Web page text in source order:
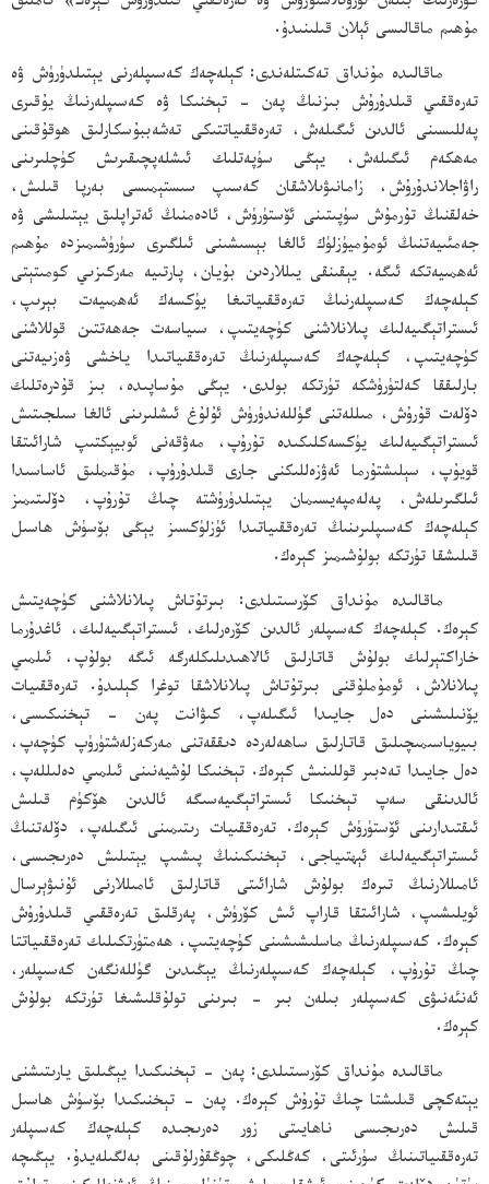
مۇھىم ماقالىسى ئېلان قىلىنىدۇ.
ماقالىدە مۇنداق تەكىتلەندى: كېلەچەك كەسىپلەرنى يېتىلدۈرۈش ۋە
تەرەققىي قىلدۇرۇش بىزنىڭ پەن - تېخنىكا ۋە كەسىپلەرنىڭ يۇقىرى
پەللىسىنى ئالدىن ئىگىلەش، تەرەققىياتتىكى تەشەببۇسكارلىق ھوقۇقىنى
مەھكەم ئىگىلەش، يېڭى سۈپەتلىك ئىشلەپچىقىرىش كۈچلىرىنى
راۋاجلاندۇرۇش، زامانىۋىلاشقان كەسىپ سىستېمىسى بەرپا قىلىش،
خەلقنىڭ تۇرمۇش سۈپىتىنى ئۆستۈرۈش، ئادەمنىڭ ئەتراپلىق يېتىلىشى ۋە
جەمئىيەتنىڭ ئومۇميۈزلۈك ئالغا بېسىشىنى ئىلگىرى سۈرۈشىمىزدە مۇھىم
ئەھمىيەتكە ئىگە. يېقىنقى يىللاردىن بۇيان، پارتىيە مەركىزىي كومىتېتى
كېلەچەك كەسىپلەرنىڭ تەرەققىياتىغا يۈكسەك ئەھمىيەت بېرىپ،
ئىستراتېگىيەلىك پىلانلاشنى كۈچەيتىپ، سىياسەت جەھەتتىن قوللاشنى
كۈچەيتىپ، كېلەچەك كەسىپلەرنىڭ تەرەققىياتىدا ياخشى ۋەزىيەتنى
بارلىققا كەلتۈرۈشكە تۈرتكە بولدى. يېڭى مۇساپىدە، بىز قۇدرەتلىك
دۆلەت قۇرۇش، مىللەتنى گۈللەندۈرۈش ئۇلۇغ ئىشلىرىنى ئالغا سىلجىتىش
ئىستراتېگىيەلىك يۈكسەكلىكىدە تۇرۇپ، مەۋقەنى ئوبيېكتىپ شارائىتقا
قويۇپ، سېلىشتۇرما ئەۋزەللىكنى جارى قىلدۇرۇپ، مۇقىملىق ئاساسىدا
ئىلگىرىلەش، پەلەمپەيسىمان يېتىلدۈرۈشتە چىڭ تۇرۇپ، دۆلىتىمىز
كېلەچەك كەسىپلىرىنىڭ تەرەققىياتىدا ئۈزلۈكسىز يېڭى بۆسۈش ھاسىل
قىلىشقا تۈرتكە بولۇشىمىز كېرەك.
ماقالىدە مۇنداق كۆرسىتىلدى: بىرتۇتاش پىلانلاشنى كۈچەيتىش
كېرەك. كېلەچەك كەسىپلەر ئالدىن كۆرەرلىك، ئىستراتېگىيەلىك، ئاغدۇرما
خاراكتېرلىك بولۇش قاتارلىق ئالاھىدىلىكلەرگە ئىگە بولۇپ، ئىلمىي
پىلانلاش، ئومۇملۇقنى بىرتۇتاش پىلانلاشقا توغرا كېلىدۇ. تەرەققىيات
يۆنىلىشىنى دەل جايىدا ئىگىلەپ، كىۋانت پەن - تېخنىكىسى،
بىيوياسىمىچىلىق قاتارلىق ساھەلەردە دىققەتنى مەركەزلەشتۈرۈپ كۈچەپ،
دەل جايىدا تەدبىر قوللىنىش كېرەك. تېخنىكا لۇشيەنىنى ئىلمىي دەلىللەپ،
ئالدىنقى سەپ تېخنىكا ئىستراتېگىيەسىگە ئالدىن ھۆكۈم قىلىش
ئىقتىدارىنى ئۆستۈرۈش كېرەك. تەرەققىيات رىتىمىنى ئىگىلەپ، دۆلەتنىڭ
ئىستراتېگىيەلىك ئېھتىياجى، تېخنىكىنىڭ پىشىپ يېتىلىش دەرىجىسى،
ئامىللارنىڭ تىرەك بولۇش شارائىتى قاتارلىق ئامىللارنى ئۇنىۋېرسال
ئويلىشىپ، شارائىتقا قاراپ ئىش كۆرۈش، پەرقلىق تەرەققىي قىلدۇرۇش
كېرەك. كەسىپلەرنىڭ ماسلىشىشىنى كۈچەيتىپ، ھەمتۈرتكىلىك تەرەققىياتتا
چىڭ تۇرۇپ، كېلەچەك كەسىپلەرنىڭ يېڭىدىن گۈللەنگەن كەسىپلەر،
ئەنئەنىۋى كەسىپلەر بىلەن بىر - بىرىنى تولۇقلىشىغا تۈرتكە بولۇش
كېرەك.
ماقالىدە مۇنداق كۆرسىتىلدى: پەن - تېخنىكىدا يېڭىلىق يارىتىشنى
يېتەكچى قىلىشتا چىڭ تۇرۇش كېرەك. پەن - تېخنىكىدا بۆسۈش ھاسىل
قىلىش دەرىجىسى ناھايىتى زور دەرىجىدە كېلەچەك كەسىپلەر
تەرەققىياتىنىڭ سۈرئىتى، كەڭلىكى، چوڭقۇرلۇقىنى بەلگىلەيدۇ. يېڭىچە